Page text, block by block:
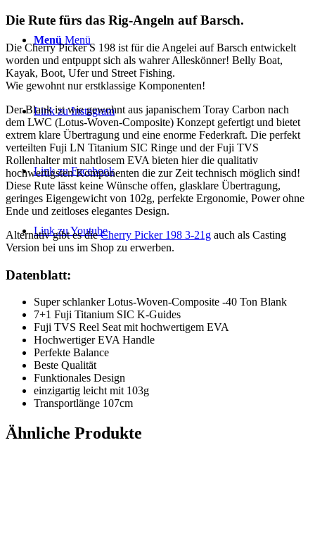
Menü Menü
Link zu Instagram
Link zu Facebook
Link zu Youtube
Die Rute fürs das Rig-Angeln auf Barsch.
Die Cherry Picker S 198 ist für die Angelei auf Barsch entwickelt
worden und entpuppt sich als wahrer Alleskönner! Belly Boat,
Kayak, Boot, Ufer und Street Fishing.
Wie gewohnt nur erstklassige Komponenten!
Der Blank ist wie gewohnt aus japanischem Toray Carbon nach
dem LWC (Lotus-Woven-Composite) Konzept gefertigt und bietet
extrem klare Übertragung und eine enorme Federkraft. Die perfekt
verteilten Fuji LN Titanium SIC Ringe und der Fuji TVS
Rollenhalter mit nahtlosem EVA bieten hier die qualitativ
hochwertigsten Komponenten die zur Zeit technisch möglich sind!
Diese Rute lässt keine Wünsche offen, glasklare Übertragung,
geringes Eigengewicht von 102g, perfekte Ergonomie, Power ohne
Ende und zeitloses elegantes Design.
Alternativ gibt es dieCherry Picker 198 3-21g auch als Casting
Version bei uns im Shop zu erwerben.
Datenblatt:
Super schlanker Lotus-Woven-Composite -40 Ton Blank
7+1 Fuji Titanium SIC K-Guides
Fuji TVS Reel Seat mit hochwertigem EVA
Hochwertiger EVA Handle
Perfekte Balance
Beste Qualität
Funktionales Design
einzigartig leicht mit 103g
Transportlänge 107cm
Ähnliche Produkte